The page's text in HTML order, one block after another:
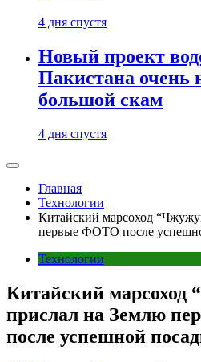
4 дня спустя
Новый проект
Пакистана очень
большой скам
4 дня спустя
Главная
Технологии
Китайский марсоход
первые ФОТО после
Технологии
Китайский марсоход
прислал на Землю
после успешной